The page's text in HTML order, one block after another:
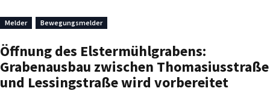
Melder Bewegungsmelder
Öffnung des Elstermühlgrabens:
Grabenausbau zwischen Thomasiusstraße
und Lessingstraße wird vorbereitet